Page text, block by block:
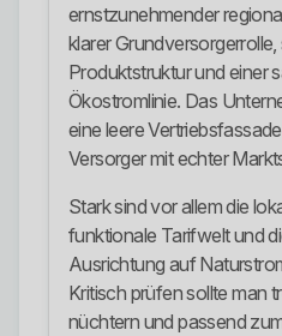
ernstzunehmender
klarer
Produktstruktur und einer
Ökostromlinie. Das
eine leere
Versorger mit echter
Stark sind vor allem die
funktionale Tarifwelt und
Ausrichtung auf
Kritisch prüfen sollte man
nüchtern und passend